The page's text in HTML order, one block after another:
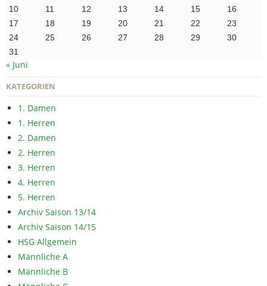
10
11 12 13 14 15
16
17
18 19 20 21 22
23
24
25 26 27 28 29
30
31
« Juni
KATEGORIEN
1. Damen
1. Herren
2. Damen
2. Herren
3. Herren
4. Herren
5. Herren
Archiv Saison 13/14
Archiv Saison 14/15
HSG Allgemein
Männliche A
Männliche B